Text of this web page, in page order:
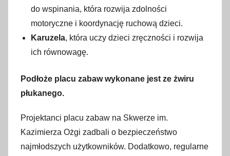
do wspinania, która rozwija zdolności
motoryczne i koordynację ruchową dzieci.
Karuzela, która uczy dzieci zręczności i rozwija
ich równowagę.
Podłoże placu zabaw wykonane jest ze żwiru
płukanego.
Projektanci placu zabaw na Skwerze im.
Kazimierza Ożgi zadbali o bezpieczeństwo
najmłodszych użytkowników. Dodatkowo, regularne